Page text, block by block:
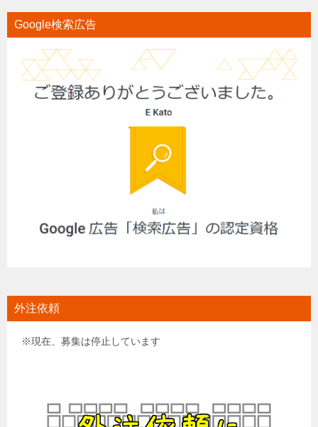
Google検索広告
外注依頼
※現在、募集は停止しています